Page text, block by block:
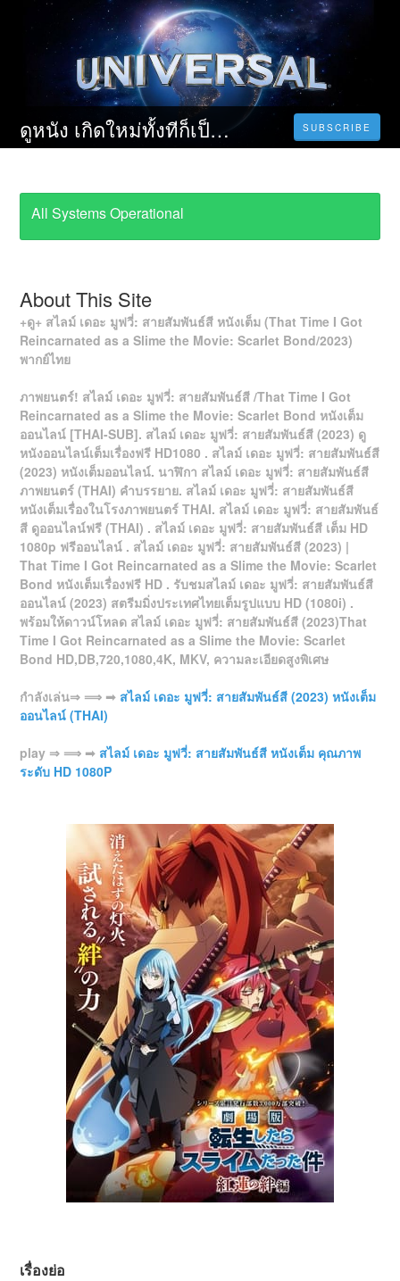
ดูหนัง เกิดใหม่ทั้งทีก็เป็นสไลม์ไปซะแล้ว เดอะมูฟวี่ : สายสัมพันธ์สีชาด (2022) Slime the Movie Scarlet Bond พากย์ ไทย เต็ม เรื่อง HD SUBSCRIBE
All Systems Operational
About This Site
+ดู+ สไลม์ เดอะ มูฟวี่: สายสัมพันธ์สี หนังเต็ม (That Time I Got
Reincarnated as a Slime the Movie: Scarlet Bond/2023)
พากย์ไทย
ภาพยนตร์! สไลม์ เดอะ มูฟวี่: สายสัมพันธ์สี /That Time I Got
Reincarnated as a Slime the Movie: Scarlet Bond หนังเต็ม
ออนไลน์ [THAI-SUB]. สไลม์ เดอะ มูฟวี่: สายสัมพันธ์สี (2023) ดู
หนังออนไลน์เต็มเรื่องฟรี HD1080 . สไลม์ เดอะ มูฟวี่: สายสัมพันธ์สี
(2023) หนังเต็มออนไลน์. นาฬิกา สไลม์ เดอะ มูฟวี่: สายสัมพันธ์สี
ภาพยนตร์ (THAI) คำบรรยาย. สไลม์ เดอะ มูฟวี่: สายสัมพันธ์สี
หนังเต็มเรื่องในโรงภาพยนตร์ THAI. สไลม์ เดอะ มูฟวี่: สายสัมพันธ์
สี ดูออนไลน์ฟรี (THAI) . สไลม์ เดอะ มูฟวี่: สายสัมพันธ์สี เต็ม HD
1080p ฟรีออนไลน์ . สไลม์ เดอะ มูฟวี่: สายสัมพันธ์สี (2023) |
That Time I Got Reincarnated as a Slime the Movie: Scarlet
Bond หนังเต็มเรื่องฟรี HD . รับชมสไลม์ เดอะ มูฟวี่: สายสัมพันธ์สี
ออนไลน์ (2023) สตรีมมิ่งประเทศไทยเต็มรูปแบบ HD (1080i) .
พร้อมให้ดาวน์โหลด สไลม์ เดอะ มูฟวี่: สายสัมพันธ์สี (2023)That
Time I Got Reincarnated as a Slime the Movie: Scarlet
Bond HD,DB,720,1080,4K, MKV, ความละเอียดสูงพิเศษ
กำลังเล่น⇒ ⟹ ➟ สไลม์ เดอะ มูฟวี่: สายสัมพันธ์สี (2023) หนังเต็ม
ออนไลน์ (THAI)
play ⇒ ⟹ ➟ สไลม์ เดอะ มูฟวี่: สายสัมพันธ์สี หนังเต็ม คุณภาพ
ระดับ HD 1080P
เรื่องย่อ